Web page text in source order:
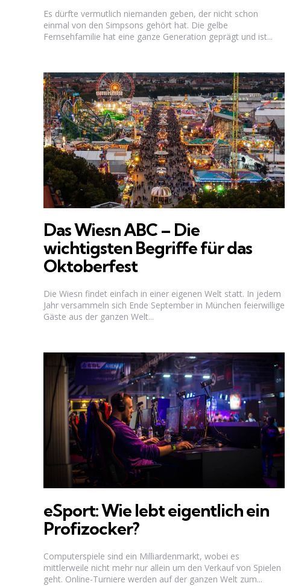
Es dürfte vermutlich niemanden geben, der nicht schon
einmal von den Simpsons gehört hat. Die gelbe
Fernsehfamilie hat eine ganze Generation geprägt und ist...
Das Wiesn ABC – Die
wichtigsten Begriffe für das
Oktoberfest
Die Wiesn findet einfach in einer eigenen Welt statt. In jedem
Jahr versammeln sich Ende September in München feierwillige
Gäste aus der ganzen Welt...
eSport: Wie lebt eigentlich ein
Profizocker?
Computerspiele sind ein Milliardenmarkt, wobei es
mittlerweile nicht mehr nur allein um den Verkauf von Spielen
geht. Online-Turniere werden auf der ganzen Welt zum...